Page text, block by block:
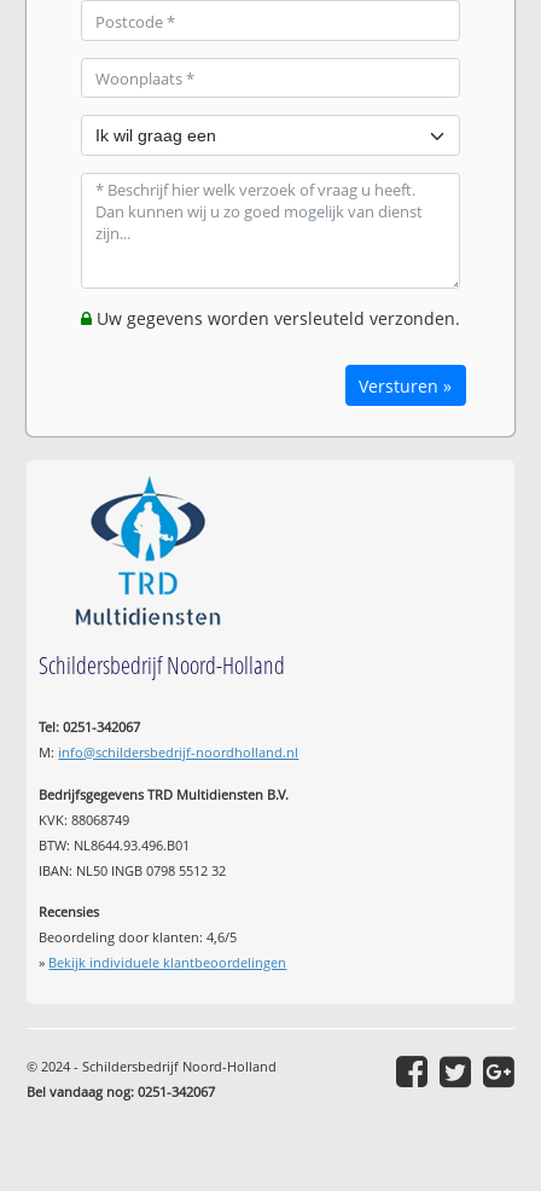
Uw gegevens worden versleuteld verzonden.
Versturen »
Schildersbedrijf Noord-Holland
Tel: 0251-342067
M: info@schildersbedrijf-noordholland.nl
Bedrijfsgegevens TRD Multidiensten B.V.
KVK: 88068749
BTW: NL8644.93.496.B01
IBAN: NL50 INGB 0798 5512 32
Recensies
Beoordeling door klanten:4,6/5
» Bekijk individuele klantbeoordelingen
© 2024 - Schildersbedrijf Noord-Holland
Bel vandaag nog: 0251-342067